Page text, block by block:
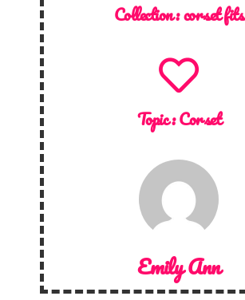
Collection :corset fits
Topic :Corset
Emily Ann